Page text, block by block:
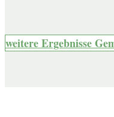
weitere Ergebnisse